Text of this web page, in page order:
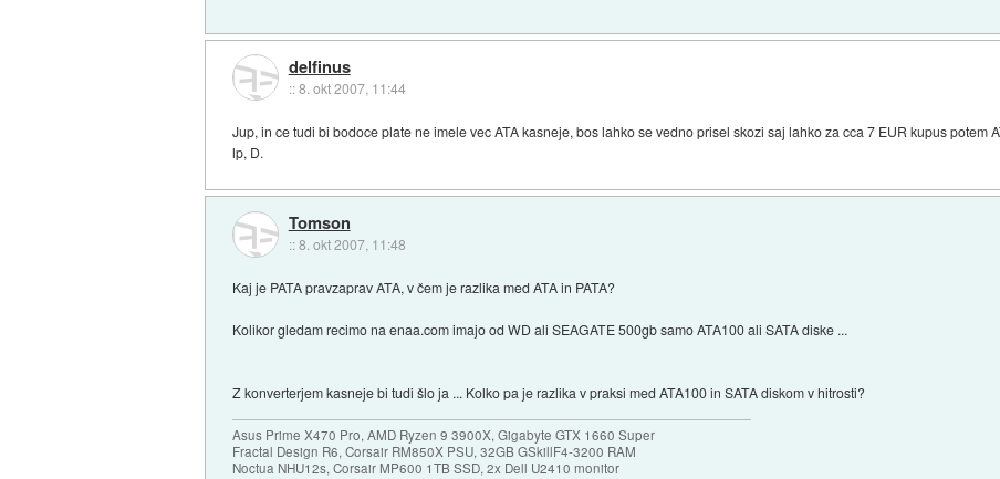
delfinus
::8. okt 2007, 11:44
Jup, in ce tudi bi bodoce plate ne imele vec ATA kasneje, bos lahko se vedno prisel skozi saj lahko za cca 7 EUR kupus potem
lp, D.
Tomson
::8. okt 2007, 11:48
Kaj je PATA pravzaprav ATA, v čem je razlika med ATA in PATA?
Kolikor gledam recimo na enaa.com imajo od WD ali SEAGATE 500gb samo ATA100 ali SATA diske ...
Z konverterjem kasneje bi tudi šlo ja ... Kolko pa je razlika v praksi med ATA100 in SATA diskom v hitrosti?
Asus Prime X470 Pro, AMD Ryzen 9 3900X, Gigabyte GTX 1660 Super
Fractal Design R6, Corsair RM850X PSU, 32GB GSkillF4-3200 RAM
Noctua NHU12s, Corsair MP600 1TB SSD, 2x Dell U2410 monitor